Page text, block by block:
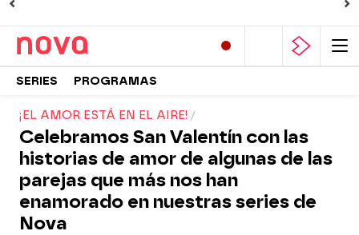
SERIES PROGRAMAS
¡EL AMOR ESTÁ EN EL AIRE!
Celebramos San Valentín con las
historias de amor de algunas de las
parejas que más nos han
enamorado en nuestras series de
Nova